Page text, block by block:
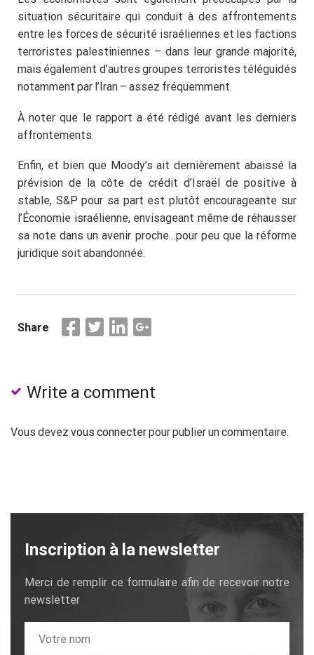
situation sécuritaire qui conduit à des affrontements
entre les forces de sécurité israéliennes et les factions
terroristes palestiniennes – dans leur grande majorité,
mais également d’autres groupes terroristes téléguidés
notamment par l’Iran – assez fréquemment.
À noter que le rapport a été rédigé avant les derniers
affrontements.
Enfin, et bien que Moody’s ait dernièrement abaissé la
prévision de la côte de crédit d’Israël de positive à
stable, S&P pour sa part est plutôt encourageante sur
l’Économie israélienne, envisageant même de réhausser
sa note dans un avenir proche…pour peu que la réforme
juridique soit abandonnée.
Share
Write a comment
Vous devez vous connecterpour publier un commentaire.
Inscription à la newsletter
Merci de remplir ce formulaire afin de recevoir notre
newsletter